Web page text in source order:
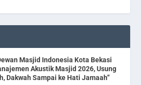
Masjid Indonesia Kota Bekasi
Akustik Masjid 2026, Usung
Dakwah Sampai ke Hati Jamaah”